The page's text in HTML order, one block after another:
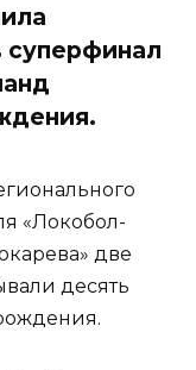
суперфинал
«Локобол-
две
десять